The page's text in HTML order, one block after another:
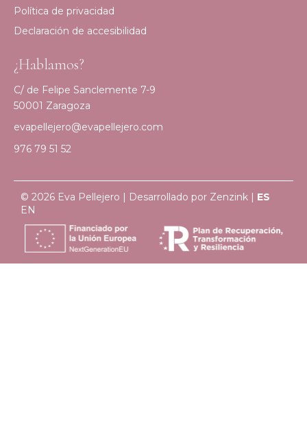
Política de privacidad
Declaración de accesibilidad
¿Hablamos?
C/ de Felipe Sanclemente 7-9
50001 Zaragoza
evapellejero@evapellejero.com
976 79 51 52
© 2026 Eva Pellejero | Desarrollado por Zenzink
ES
EN